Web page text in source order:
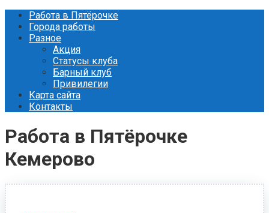
Перейти
контенту
Работа в Пятёрочке
Города работы
Разное
Акция
Статусы клуба
Барный клуб
Привилегии
Карта сайта
Контакты
Работа в Пятёрочке
Кемерово